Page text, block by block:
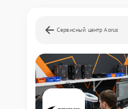
Сервисный центр Aorus